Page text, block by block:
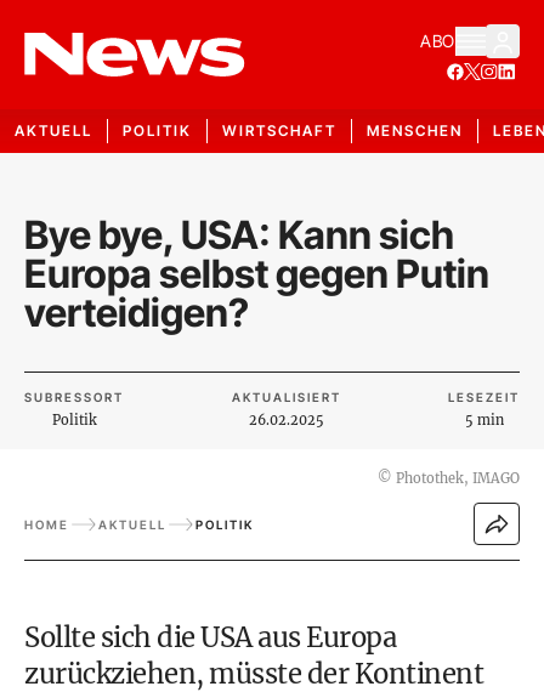
ABO
AKTUELL POLITIK WIRTSCHAFT MENSCHEN
Bye bye, USA: Kann sich
Europa selbst gegen Putin
verteidigen?
SUBRESSORT
Politik
AKTUALISIERT
26.02.2025
LESEZEIT
5 min
© Photothek, IMAGO
HOME AKTUELL POLITIK
Sollte sich die USA aus Europa
zurückziehen, müsste der Kontinent